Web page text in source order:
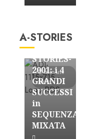
A-STORIES
3 minuti
letti
FREE
A-
STORIES-
2001: i 4
GRANDI
SUCCESSI
in
SEQUENZA
MIXATA
A-Stories